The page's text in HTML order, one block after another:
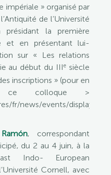
impériale » organisé par
de l’Université
présidant la première
et en présentant lui-
sur « Les relations
au début du IIIe siècle
inscriptions » (pour en
ce colloque >
fr/news/events/
, correspondant
du 2 au 4 juin, à la
Indo- European
Cornell, avec